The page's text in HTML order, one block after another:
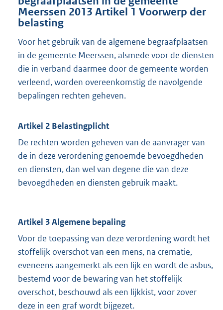
Meerssen 2013 Artikel 1 Voorwerp der
belasting
Voor het gebruik van de algemene begraafplaatsen
in de gemeente Meerssen, alsmede voor de diensten
die in verband daarmee door de gemeente worden
verleend, worden overeenkomstig de navolgende
bepalingen rechten geheven.
Artikel 2 Belastingplicht
De rechten worden geheven van de aanvrager van
de in deze verordening genoemde bevoegdheden
en diensten, dan wel van degene die van deze
bevoegdheden en diensten gebruik maakt.
Artikel 3 Algemene bepaling
Voor de toepassing van deze verordening wordt het
stoffelijk overschot van een mens, na crematie,
eveneens aangemerkt als een lijk en wordt de asbus,
bestemd voor de bewaring van het stoffelijk
overschot, beschouwd als een lijkkist, voor zover
deze in een graf wordt bijgezet.